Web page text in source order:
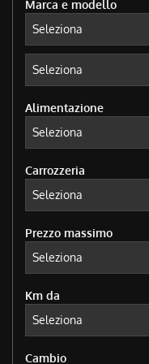
Marca e modello
Alimentazione
Carrozzeria
Prezzo massimo
Km da
Cambio
tracciamento
che
adottiamo
per
offrire
le
funzionalità
e
svolgere
le
attività
seguito
Per
maggiori
sull'utilità